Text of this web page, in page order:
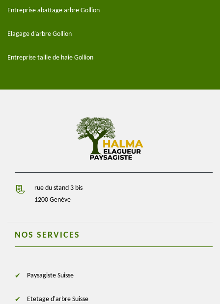
Entreprise abattage arbre Gollion
Elagage d'arbre Gollion
Entreprise taille de haie Gollion
rue du stand 3 bis
1200 Genève
NOS SERVICES
Paysagiste Suisse
Etetage d'arbre Suisse